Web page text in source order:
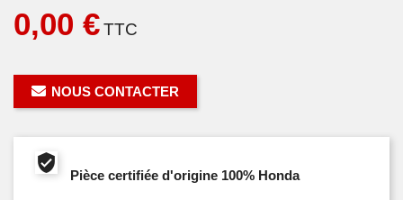
0,00 €TTC
NOUS CONTACTER
Pièce certifiée d'origine 100% Honda